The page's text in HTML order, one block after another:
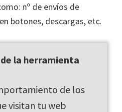
nº de envíos de
botones, descargas, etc.
la herramienta
de los
visitan tu web